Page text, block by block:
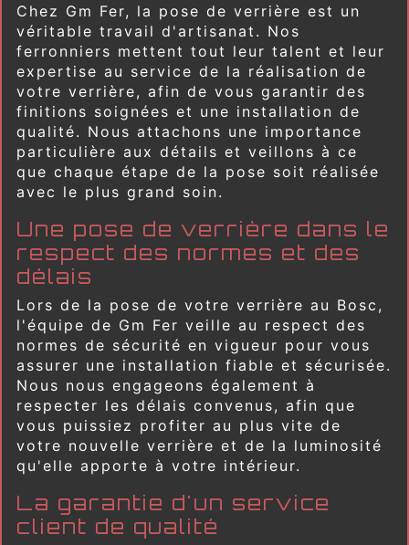
Chez Gm Fer, la pose de verrière est un
véritable travail d'artisanat. Nos
ferronniers mettent tout leur talent et leur
expertise au service de la réalisation de
votre verrière, afin de vous garantir des
finitions soignées et une installation de
qualité. Nous attachons une importance
particulière aux détails et veillons à ce
que chaque étape de la pose soit réalisée
avec le plus grand soin.
Une pose de verrière dans le
respect des normes et des
délais
Lors de la pose de votre verrière au Bosc,
l'équipe de Gm Fer veille au respect des
normes de sécurité en vigueur pour vous
assurer une installation fiable et sécurisée.
Nous nous engageons également à
respecter les délais convenus, afin que
vous puissiez profiter au plus vite de
votre nouvelle verrière et de la luminosité
qu'elle apporte à votre intérieur.
La garantie d'un service
client de qualité